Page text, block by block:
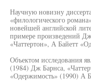
Научную новизну
«филологического
новейшей английской
примере произведений
«Чаттертон», А Байетт
Объектом исследования
(1984) Дж Барнса,
«Одержимость» (1990) А